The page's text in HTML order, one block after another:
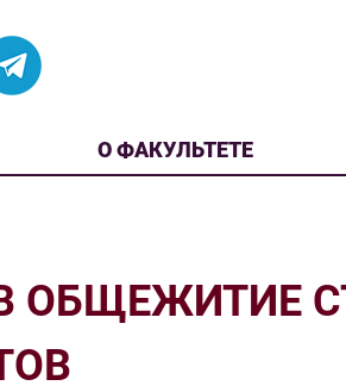
О ФАКУЛЬТЕТЕ
ОБЩЕЖИТИЕ